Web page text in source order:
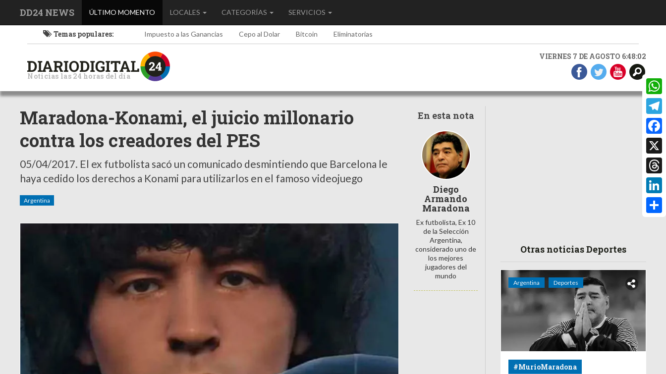
DD24 NEWS ÚLTIMO MOMENTO (current)LOCALES CATEGORÍAS SERVICIOS
Temas populares: Impuesto a las Ganancias Cepo al Dolar Bitcoin Eliminatorias
Noticias las 24 horas del día
VIERNES 7 DE AGOSTO 6:48:03
Maradona-Konami, el juicio millonario
contra los creadores del PES
05/04/2017. El ex futbolista sacó un comunicado desmintiendo que Barcelona le
haya cedido los derechos a Konami para utilizarlos en el famoso videojuego
Argentina
En esta nota
Diego
Armando
Maradona
Ex futbolista, Ex 10
de la Selección
Argentina,
considerado uno de
los mejores
jugadores del
mundo
Otras noticias Deportes
Argentina Deportes
#MurioMaradona
X